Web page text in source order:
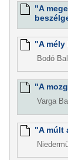
"A
"A
Bodó
"A
Varga
"A múlt